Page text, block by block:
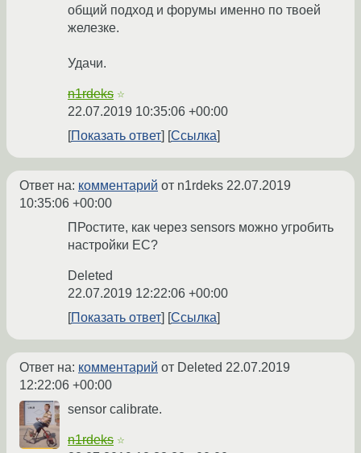
общий подход и форумы именно по твоей
железке.
Удачи.
n1rdeks ☆
22.07.2019 10:35:06 +00:00
Показать ответ
Ссылка
Ответ на: комментарий от n1rdeks 22.07.2019
10:35:06 +00:00
ПРостите, как через sensors можно угробить
настройки EC?
Deleted
22.07.2019 12:22:06 +00:00
Показать ответ
Ссылка
Ответ на: комментарий от Deleted 22.07.2019
12:22:06 +00:00
sensor calibrate.
n1rdeks ☆